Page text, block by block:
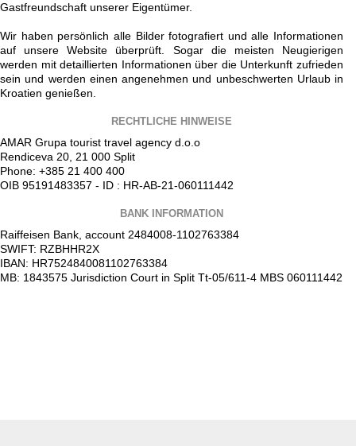
Gastfreundschaft unserer Eigentümer.
Wir haben persönlich alle Bilder fotografiert und alle Informationen
auf unsere Website überprüft. Sogar die meisten Neugierigen
werden mit detaillierten Informationen über die Unterkunft zufrieden
sein und werden einen angenehmen und unbeschwerten Urlaub in
Kroatien genießen.
RECHTLICHE HINWEISE
AMAR Grupa tourist travel agency d.o.o
Rendiceva 20, 21 000 Split
Phone: +385 21 400 400
OIB 95191483357 - ID : HR-AB-21-060111442
BANK INFORMATION
Raiffeisen Bank, account 2484008-1102763384
SWIFT: RZBHHR2X
IBAN: HR7524840081102763384
MB: 1843575 Jurisdiction Court in Split Tt-05/611-4 MBS 060111442